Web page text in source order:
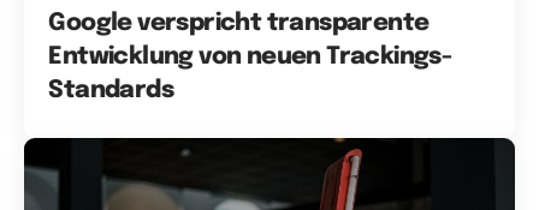
Google verspricht transparente
Entwicklung von neuen Trackings-
Standards